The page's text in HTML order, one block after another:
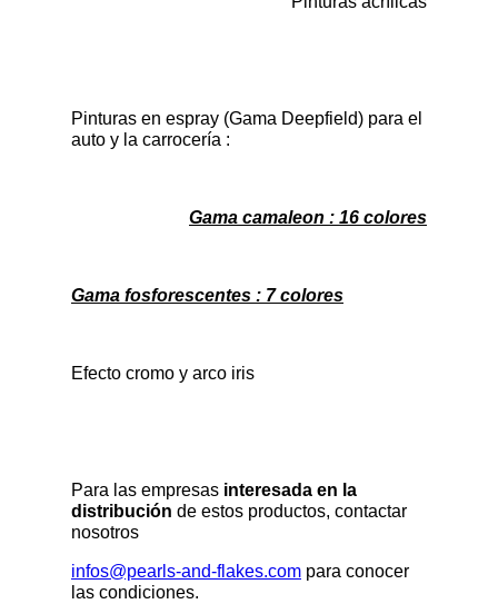
Pinturas en espray (Gama Deepfield) para el
auto y la carrocería :
Gama camaleon : 16 colores
Gama fosforescentes : 7 colores
Efecto cromo y arco iris
Para las empresas interesada en la
distribución de estos productos, contactar
nosotros
infos@pearls-and-flakes.com para conocer
las condiciones.